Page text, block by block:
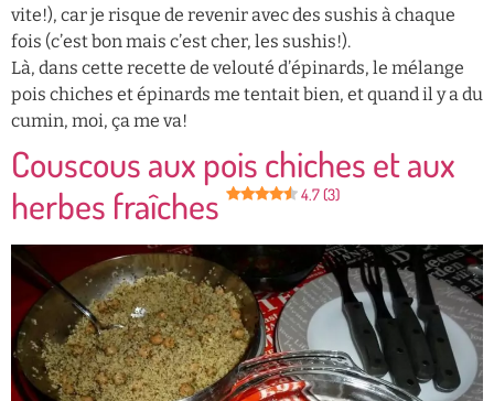
vite!), car je risque de revenir avec des sushis à chaque
fois (c’est bon mais c’est cher, les sushis!).
Là, dans cette recette de velouté d’épinards, le mélange
pois chiches et épinards me tentait bien, et quand il y a du
cumin, moi, ça me va!
Couscous aux pois chiches et aux
herbes fraîches
4.7 (3)